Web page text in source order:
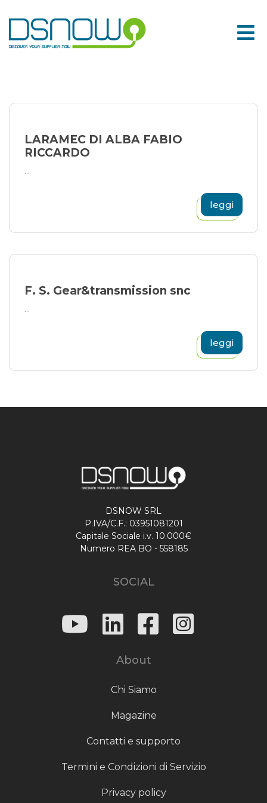
to
content
LARAMEC DI ALBA FABIO
RICCARDO
...
leggi
F. S. Gear&transmission snc
...
leggi
DSNOW SRL
P.IVA/C.F.: 03951081201
Capitale Sociale i.v. 10.000€
Numero REA BO - 558185
SOCIAL
About
Chi Siamo
Magazine
Contatti e supporto
Termini e Condizioni di Servizio
Privacy policy